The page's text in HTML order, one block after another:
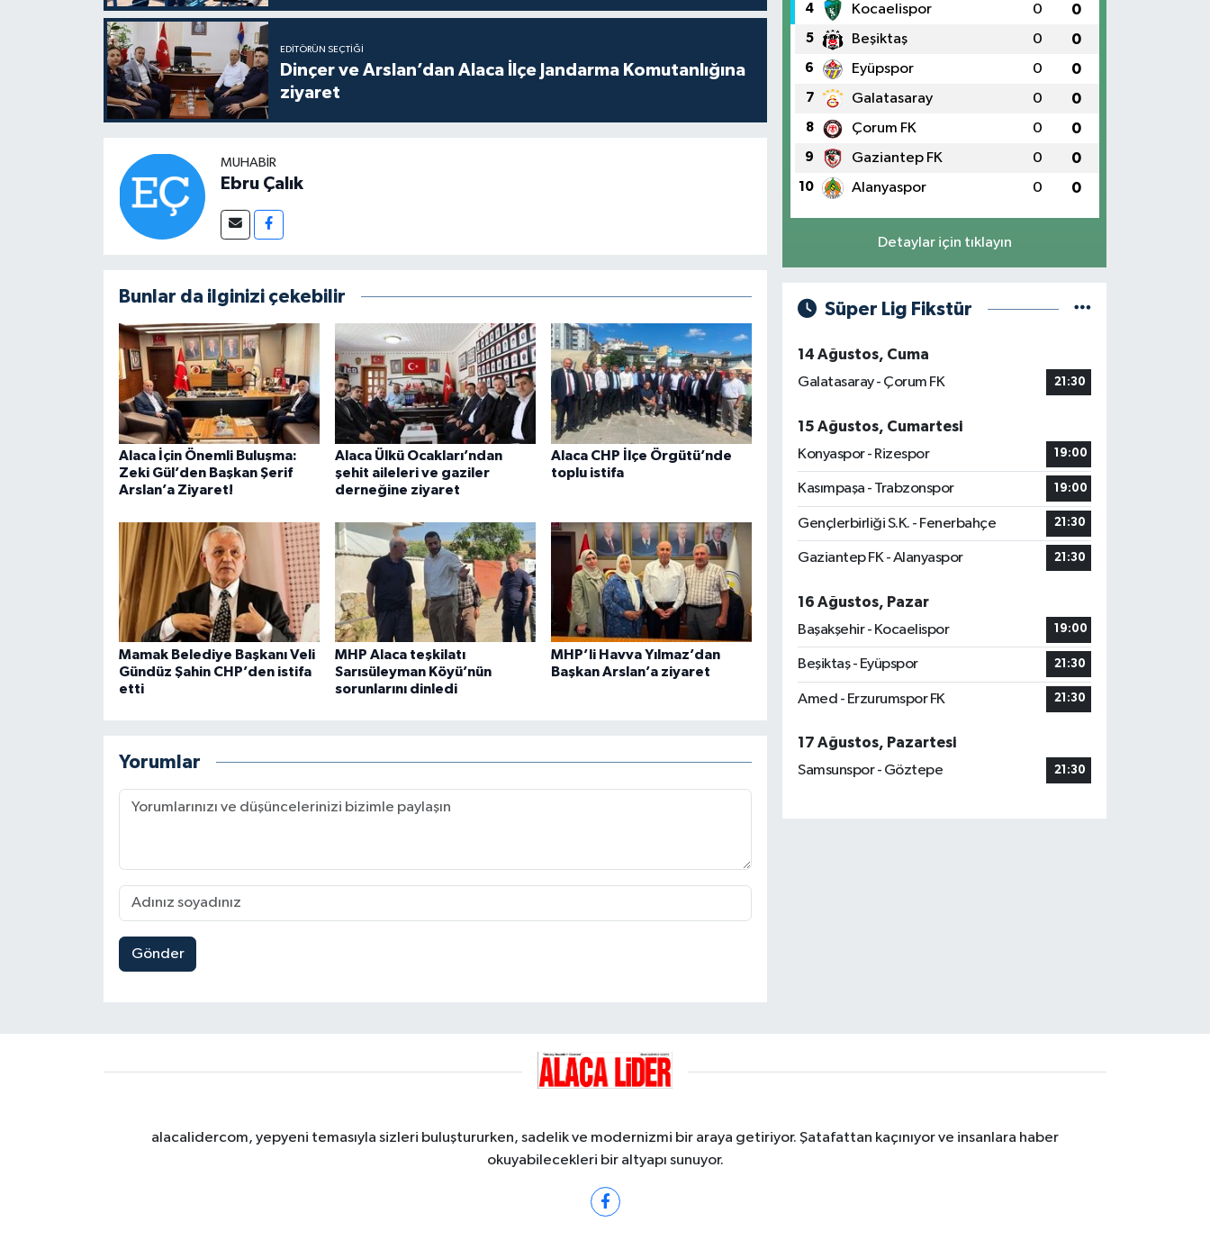
EDITÖRÜN SEÇTIĞI
Dinçer ve Arslan’dan Alaca İlçe Jandarma Komutanlığına
ziyaret
MUHABIR
Ebru Çalık
Bunlar da ilginizi çekebilir
Alaca İçin Önemli Buluşma:
Zeki Gül’den Başkan Şerif
Arslan’a Ziyaret!
Alaca Ülkü Ocakları’ndan
şehit aileleri ve gaziler
derneğine ziyaret
Alaca CHP İlçe Örgütü’nde
toplu istifa
Mamak Belediye Başkanı Veli
Gündüz Şahin CHP’den istifa
etti
MHP Alaca teşkilatı
Sarısüleyman Köyü’nün
sorunlarını dinledi
MHP’li Havva Yılmaz’dan
Başkan Arslan’a ziyaret
Yorumlar
Gönder
4 Kocaelispor 0 0
5 Beşiktaş 0 0
6 Eyüpspor 0 0
7 Galatasaray 0 0
8 Çorum FK 0 0
9 Gaziantep FK 0 0
10 Alanyaspor 0 0
Detaylar için tıklayın
Süper Lig Fikstür
14 Ağustos, Cuma
Galatasaray - Çorum FK
21:30
15 Ağustos, Cumartesi
Konyaspor - Rizespor
19:00
Kasımpaşa - Trabzonspor 19:00
Gençlerbirliği S.K. - Fenerbahçe 21:30
Gaziantep FK - Alanyaspor 21:30
16 Ağustos, Pazar
Başakşehir - Kocaelispor
19:00
Beşiktaş - Eyüpspor 21:30
Amed - Erzurumspor FK 21:30
17 Ağustos, Pazartesi
Samsunspor - Göztepe
21:30
alacalidercom, yepyeni temasıyla sizleri buluştururken, sadelik ve modernizmi bir araya getiriyor. Şatafattan kaçınıyor ve insanlara haber
okuyabilecekleri bir altyapı sunuyor.